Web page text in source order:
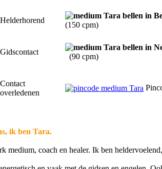
Helderhorend
(150 cpm)
Gidscontact
(90 cpm)
Contact
overledenen
ik ben Tara.
medium, coach en healer. Ik ben